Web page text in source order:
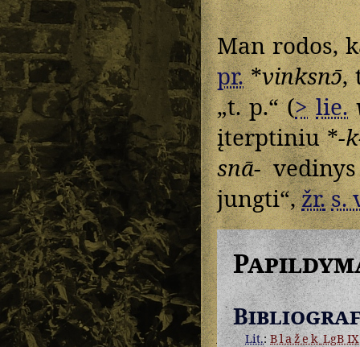
Man rodos,
pr.*vinksnɔ̄,
„t. p.“ (> lie.
įterptiniu *-
snā-
jungti“,žr.s.
Lit.:BlažekLgB IX